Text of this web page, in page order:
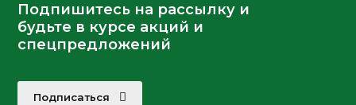
Подпишитесь на рассылку и
будьте в курсе акций и
спецпредложений
Подписаться